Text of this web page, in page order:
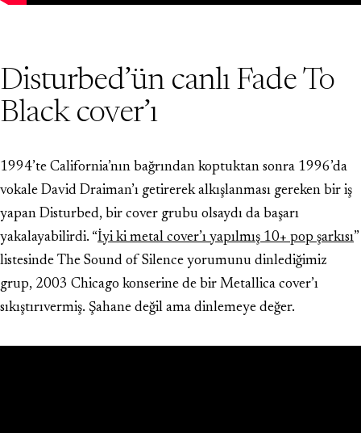
Disturbed’ün canlı Fade To
Black cover’ı
1994’te California’nın bağrından koptuktan sonra 1996’da
vokale David Draiman’ı getirerek alkışlanması gereken bir iş
yapan Disturbed, bir cover grubu olsaydı da başarı
yakalayabilirdi. “İyi ki metal cover’ı yapılmış 10+ pop şarkısı”
listesinde The Sound of Silence yorumunu dinlediğimiz
grup, 2003 Chicago konserine de bir Metallica cover’ı
sıkıştırıvermiş. Şahane değil ama dinlemeye değer.